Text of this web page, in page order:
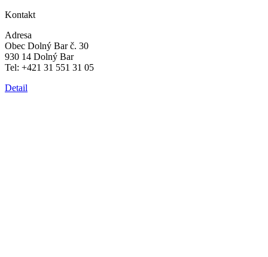
Kontakt
Adresa
Obec Dolný Bar č. 30
930 14 Dolný Bar
Tel: +421 31 551 31 05
Detail